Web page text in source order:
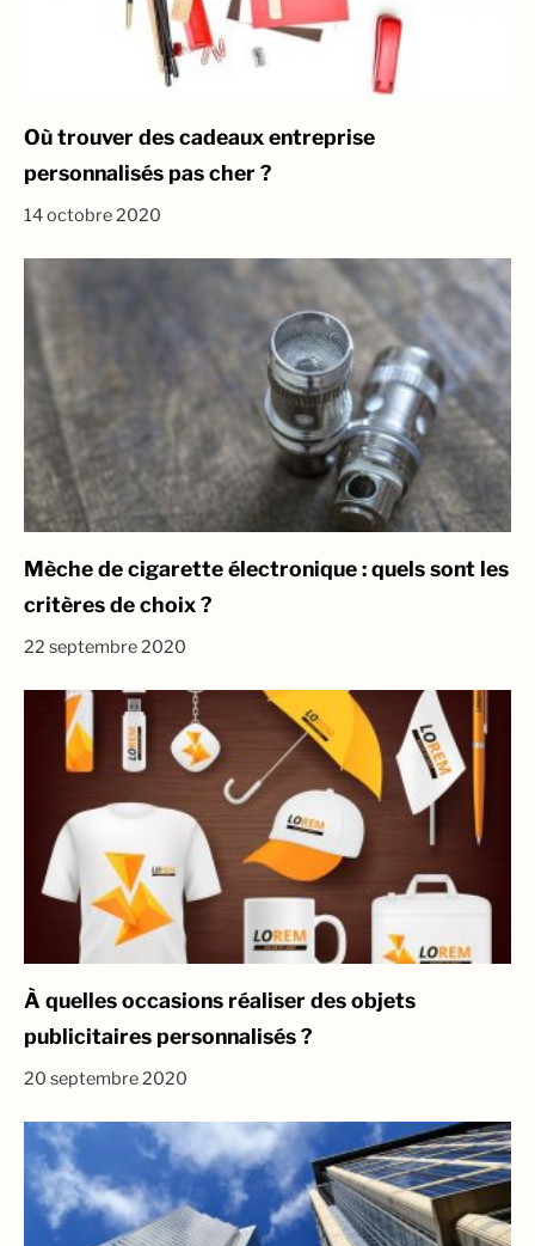
Où trouver des cadeaux entreprise
personnalisés pas cher ?
14 octobre 2020
Mèche de cigarette électronique : quels sont les
critères de choix ?
22 septembre 2020
À quelles occasions réaliser des objets
publicitaires personnalisés ?
20 septembre 2020